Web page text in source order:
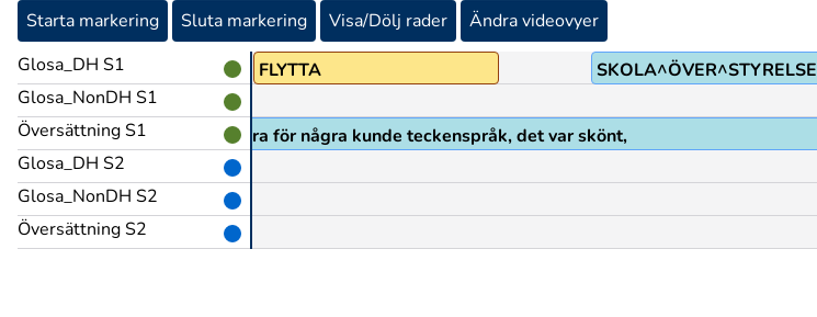
Starta markering Sluta markering Visa/Dölj rader
Ändra videovyer
Glosa_DH S1
Glosa_NonDH S1
Översättning S1
Glosa_DH S2
Glosa_NonDH S2
Översättning S2
FLYTTA SKOLA^ÖVER^STYRELSE
och där var det bra för några kunde teckenspråk, det var skönt,